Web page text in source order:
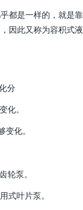
都是一样的，就是靠
因此又称为容积式液
分
。
化。
泵。
叶片泵。